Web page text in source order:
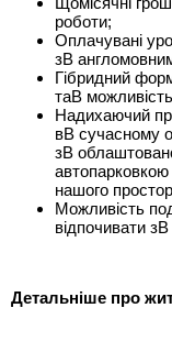
роботи;
Оплачувані
зВ
Гібридний
таВ
Надихаючий
вВ сучасному
зВ
нашого
Можливість
відпочивати
Детальніше про